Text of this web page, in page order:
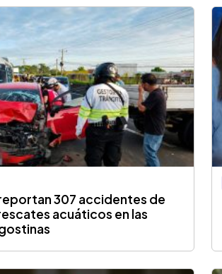
307 accidentes de
acuáticos en las